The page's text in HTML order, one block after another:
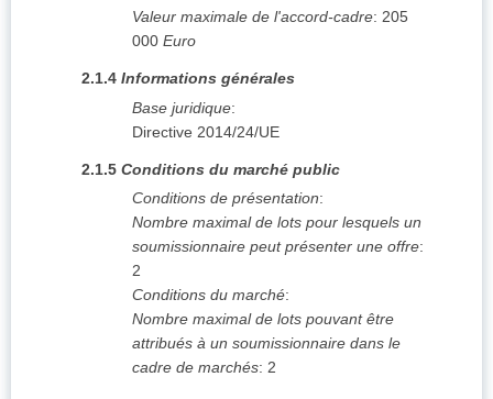
Valeur maximale de l'accord-cadre: 205
000 Euro
2.1.4 Informations générales
Base juridique:
Directive 2014/24/UE
2.1.5 Conditions du marché public
Conditions de présentation:
Nombre maximal de lots pour lesquels un
soumissionnaire peut présenter une offre:
2
Conditions du marché:
Nombre maximal de lots pouvant être
attribués à un soumissionnaire dans le
cadre de marchés: 2